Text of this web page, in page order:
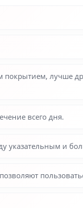
лучше
всего дня.
указательным и